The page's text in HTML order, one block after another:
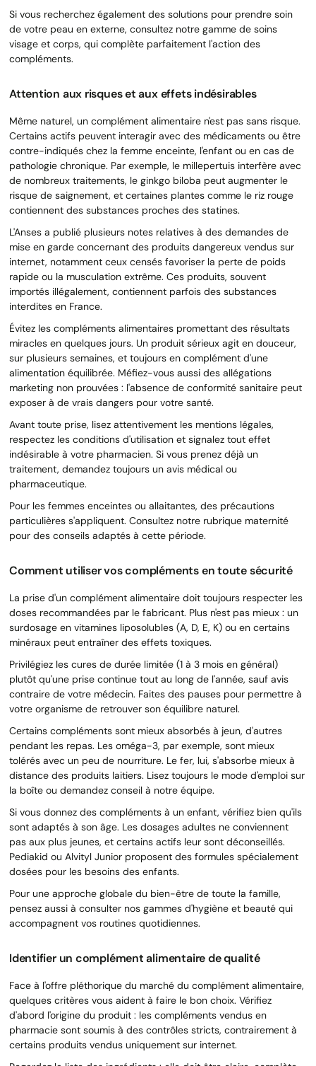
Si vous recherchez également des solutions pour prendre soin
de votre peau en externe, consultez notre gamme de soins
visage et corps, qui complète parfaitement l'action des
compléments.
Attention aux risques et aux effets indésirables
Même naturel, un complément alimentaire n'est pas sans risque.
Certains actifs peuvent interagir avec des médicaments ou être
contre-indiqués chez la femme enceinte, l'enfant ou en cas de
pathologie chronique. Par exemple, le millepertuis interfère avec
de nombreux traitements, le ginkgo biloba peut augmenter le
risque de saignement, et certaines plantes comme le riz rouge
contiennent des substances proches des statines.
L'Anses a publié plusieurs notes relatives à des demandes de
mise en garde concernant des produits dangereux vendus sur
internet, notamment ceux censés favoriser la perte de poids
rapide ou la musculation extrême. Ces produits, souvent
importés illégalement, contiennent parfois des substances
interdites en France.
Évitez les compléments alimentaires promettant des résultats
miracles en quelques jours. Un produit sérieux agit en douceur,
sur plusieurs semaines, et toujours en complément d'une
alimentation équilibrée. Méfiez-vous aussi des allégations
marketing non prouvées : l'absence de conformité sanitaire peut
exposer à de vrais dangers pour votre santé.
Avant toute prise, lisez attentivement les mentions légales,
respectez les conditions d'utilisation et signalez tout effet
indésirable à votre pharmacien. Si vous prenez déjà un
traitement, demandez toujours un avis médical ou
pharmaceutique.
Pour les femmes enceintes ou allaitantes, des précautions
particulières s'appliquent. Consultez notre rubrique maternité
pour des conseils adaptés à cette période.
Comment utiliser vos compléments en toute sécurité
La prise d'un complément alimentaire doit toujours respecter les
doses recommandées par le fabricant. Plus n'est pas mieux : un
surdosage en vitamines liposolubles (A, D, E, K) ou en certains
minéraux peut entraîner des effets toxiques.
Privilégiez les cures de durée limitée (1 à 3 mois en général)
plutôt qu'une prise continue tout au long de l'année, sauf avis
contraire de votre médecin. Faites des pauses pour permettre à
votre organisme de retrouver son équilibre naturel.
Certains compléments sont mieux absorbés à jeun, d'autres
pendant les repas. Les oméga-3, par exemple, sont mieux
tolérés avec un peu de nourriture. Le fer, lui, s'absorbe mieux à
distance des produits laitiers. Lisez toujours le mode d'emploi sur
la boîte ou demandez conseil à notre équipe.
Si vous donnez des compléments à un enfant, vérifiez bien qu'ils
sont adaptés à son âge. Les dosages adultes ne conviennent
pas aux plus jeunes, et certains actifs leur sont déconseillés.
Pediakid ou Alvityl Junior proposent des formules spécialement
dosées pour les besoins des enfants.
Pour une approche globale du bien-être de toute la famille,
pensez aussi à consulter nos gammes d'hygiène et beauté qui
accompagnent vos routines quotidiennes.
Identifier un complément alimentaire de qualité
Face à l'offre pléthorique du marché du complément alimentaire,
quelques critères vous aident à faire le bon choix. Vérifiez
d'abord l'origine du produit : les compléments vendus en
pharmacie sont soumis à des contrôles stricts, contrairement à
certains produits vendus uniquement sur internet.